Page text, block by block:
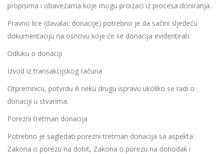
propisima i obavezama koje mogu proizaći iz procesa doniranja.
Pravno lice (davalac donacije) potrebno je da sačini sljedeću
dokumentaciju na osnovu koje će se donacija evidentirati:
Odluku o donaciji
Izvod iz transakcijskog računa
Otpremnicu, potvrdu ili neku drugu ispravu ukoliko se radi o
donaciji u stvarima.
Porezni tretman donacija
Potrebno je sagledati porezni tretman donacija sa aspekta
Zakona o porezu na dobit, Zakona o porezu na dohodak i